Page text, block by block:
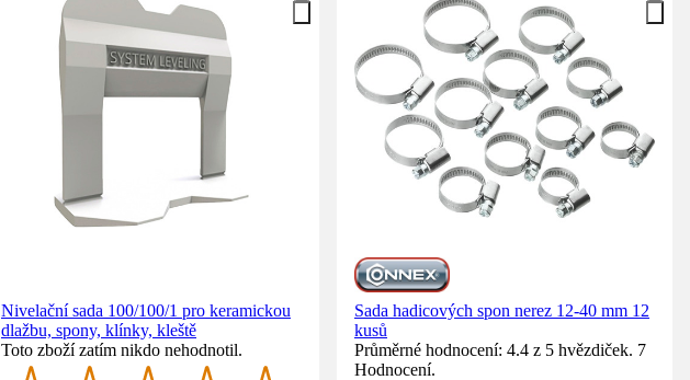
Nivelační sada 100/100/1 pro keramickou
dlažbu, spony, klínky, kleště
Toto zboží zatím nikdo nehodnotil.
Sada hadicových spon nerez 12-40 mm 12
kusů
Průměrné hodnocení: 4.4 z 5 hvězdiček. 7
Hodnocení.